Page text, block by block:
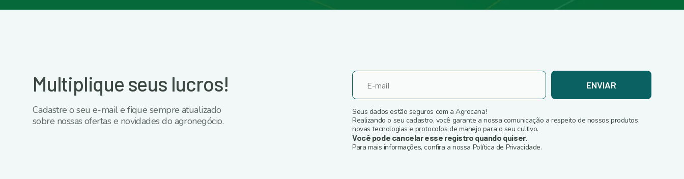
Multiplique seus lucros!
Cadastre o seu e-mail e fique sempre atualizado
sobre nossas ofertas e novidades do agronegócio.
ENVIAR
Seus dados estão seguros com a Agrocana!
Realizando o seu cadastro, você garante a nossa comunicação a respeito de nossos produtos,
novas tecnologias e protocolos de manejo para o seu cultivo.
Você pode cancelar esse registro quando quiser.
Para mais informações, confira a nossa Política de Privacidade.